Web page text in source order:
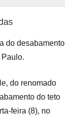
do desabamento
do renomado
do teto
feira (8), no